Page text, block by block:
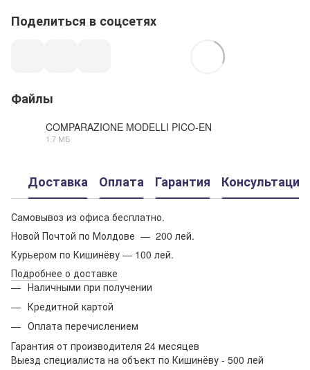
Поделиться в соцсетях
Файлы
COMPARAZIONE MODELLI PICO-EN
1.7 МБ
Доставка Оплата Гарантия Консультация
Самовывоз из офиса бесплатно.
Новой Почтой по Молдове — 200 лей.
Курьером по Кишинёву — 100 лей.
Подробнее о доставке
Наличными при получении
Кредитной картой
Оплата перечислением
Гарантия от производителя 24 месяцев
Выезд специалиста на объект по Кишинёву - 500 лей